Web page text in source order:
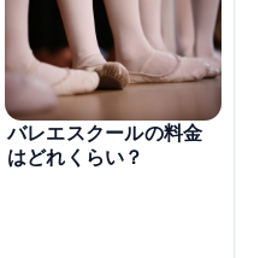
バレエスクールの料金
はどれくらい？